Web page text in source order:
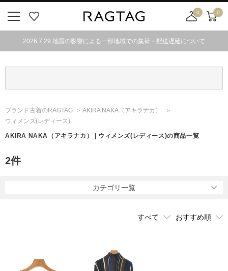
気
0
舗
カ
0
2026.7.29 地震の影響による一部地域での集荷・配送遅延について
ブランド古着のRAGTAG AKIRA NAKA （アキラナカ）
ウィメンズ(レディース)
AKIRA NAKA （アキラナカ） | ウィメンズ(レディース)の商品一覧
2件
カテゴリ一覧